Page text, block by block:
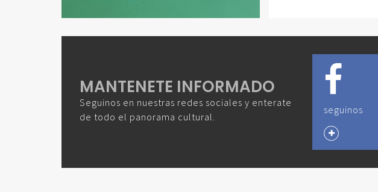
MANTENETE INFORMADO
Seguinos en nuestras redes sociales y enterate
de todo el panorama cultural.
seguinos